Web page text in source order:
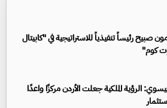
صبيح رئيساً تنفيذياً للاستراتيجية في "كابيتال
كوم"
الرؤية الملكية جعلت الأردن مركزًا واعدًا